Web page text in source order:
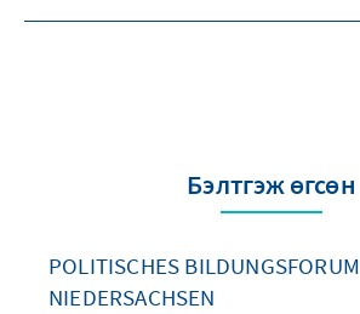
Бэлтгэж өгсөн
POLITISCHES BILDUNGSFORUM
NIEDERSACHSEN